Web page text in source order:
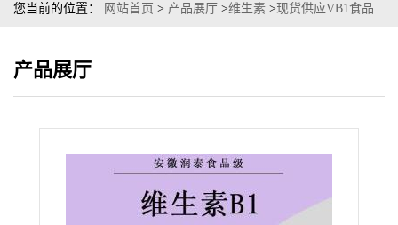
您当前的位置： 网站首页 > 产品展厅 >维生素 >现货供应VB1食品
产品展厅